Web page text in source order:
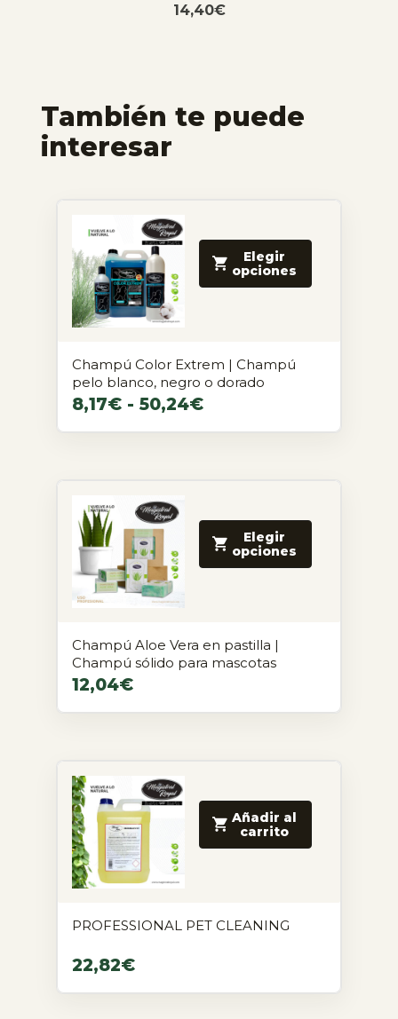
14,40€
También te puede
interesar
Elegir
opciones
Champú Color Extrem | Champú
pelo blanco, negro o dorado
8,17€ - 50,24€
Elegir
opciones
Champú Aloe Vera en pastilla |
Champú sólido para mascotas
12,04€
Añadir al
carrito
PROFESSIONAL PET CLEANING
22,82€